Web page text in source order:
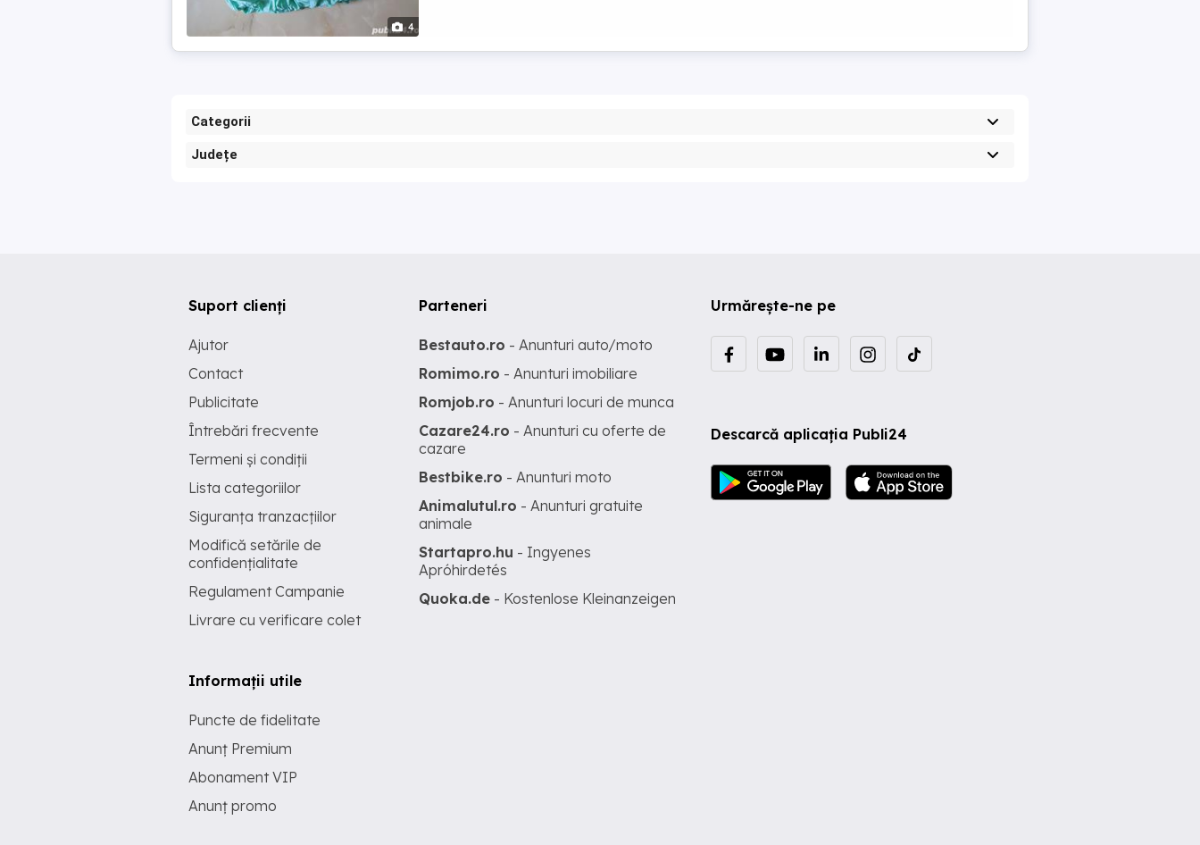
4
Categorii
Județe
Urmărește-ne pe
Descarcă aplicația Publi24
Suport clienți
Ajutor
Contact
Publicitate
Întrebări frecvente
Termeni și condiții
Lista categoriilor
Siguranța tranzacțiilor
Modifică setările de
confidențialitate
Regulament Campanie
Livrare cu verificare colet
Informații utile
Puncte de fidelitate
Anunț Premium
Abonament VIP
Anunț promo
Parteneri
Bestauto.ro - Anunturi auto/moto
Romimo.ro - Anunturi imobiliare
Romjob.ro - Anunturi locuri de munca
Cazare24.ro - Anunturi cu oferte de
cazare
Bestbike.ro - Anunturi moto
Animalutul.ro - Anunturi gratuite
animale
Startapro.hu - Ingyenes
Apróhirdetés
Quoka.de - Kostenlose Kleinanzeigen